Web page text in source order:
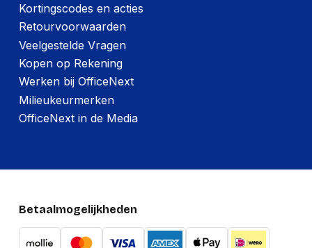
Hoogte verpakking
Breedte verpakking
Gewicht verpakking
Kortingscodes en acties
Retourvoorwaarden
Veelgestelde Vragen
Kopen op Rekening
Werken bij OfficeNext
Milieukeurmerken
OfficeNext in de Media
Betaalmogelijkheden